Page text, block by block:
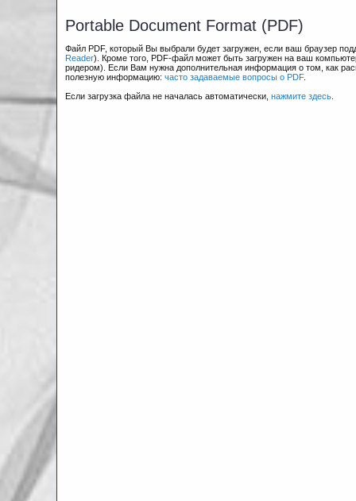
Portable Document Format (PDF)
Файл PDF, который Вы выбрали будет загружен, если ваш браузер
Reader). Кроме того, PDF-файл может быть загружен на ваш
ридером). Если Вам нужна дополнительная информация о том, как
полезную информацию:часто задаваемые вопросы о PDF.
Если загрузка файла не началась автоматически,нажмите здесь